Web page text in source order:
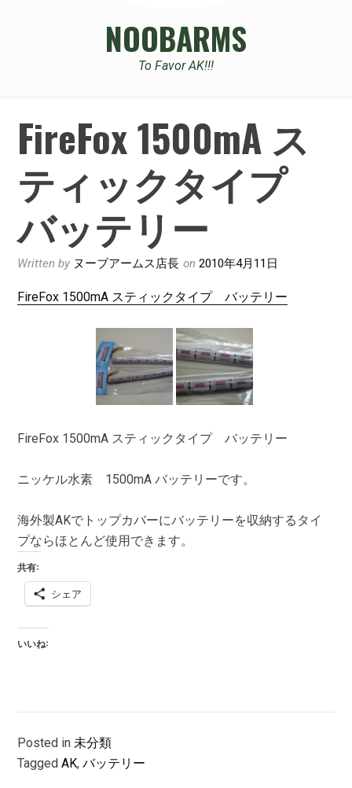
NOOBARMS
To Favor AK!!!
FireFox 1500mA ス
ティックタイプ
バッテリー
Written by ヌーブアームス店長 on2010年4月11日
FireFox 1500mA スティックタイプ バッテリー
FireFox 1500mA スティックタイプ バッテリー
ニッケル水素 1500mA バッテリーです。
海外製AKでトップカバーにバッテリーを収納するタイ
プならほとんど使用できます。
共有:
シェア
いいね:
Posted in 未分類
TaggedAK,バッテリー